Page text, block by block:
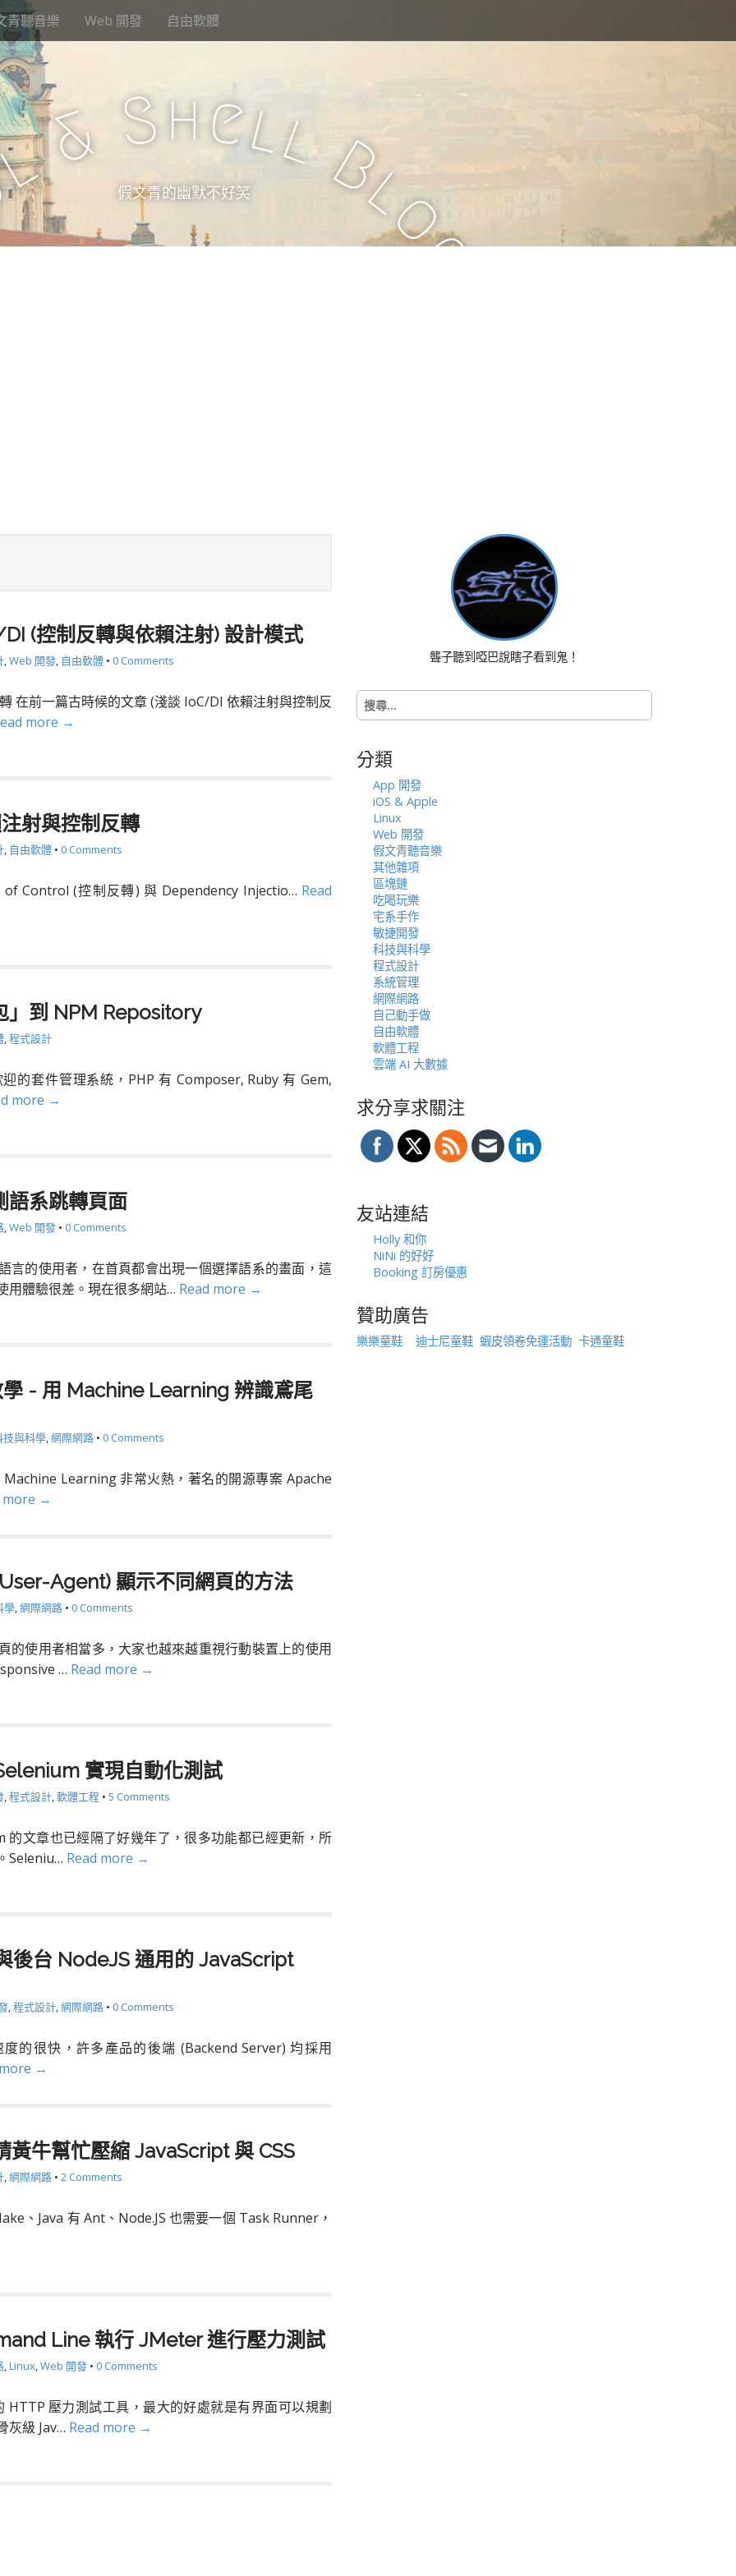
青聽音樂 Web 開發 自由軟體
& ShellB
l
o
g
假文青的幽默不好笑
(控制反轉與依賴注射) 設計模式
,Web 開發, 自由軟體 • 0 Comments
在前一篇古時候的文章 (淺談 IoC/DI 依賴注射與控制反
more →
射與控制反轉
, 自由軟體 • 0 Comments
Control (控制反轉) 與 Dependency Injectio… Read
」到 NPM Repository
,程式設計
的套件管理系統，PHP 有 Composer, Ruby 有 Gem,
more →
語系跳轉頁面
,Web 開發 • 0 Comments
言的使用者，在首頁都會出現一個選擇語系的畫面，這
用體驗很差。現在很多網站… Read more →
- 用 Machine Learning 辨識鳶尾
技與科學,網際網路 • 0 Comments
Learning 非常火熱，著名的開源專案 Apache
more →
Agent) 顯示不同網頁的方法
學,網際網路 • 0 Comments
的使用者相當多，大家也越來越重視行動裝置上的使用
… Read more →
實現自動化測試
,程式設計,軟體工程 • 5 Comments
的文章也已經隔了好幾年了，很多功能都已經更新，所
Seleniu… Read more →
後台 NodeJS 通用的 JavaScript
,程式設計,網際網路 • 0 Comments
的很快，許多產品的後端 (Backend Server) 均採用
→
黃牛幫忙壓縮 JavaScript 與 CSS
,網際網路 • 2 Comments
、Java 有 Ant、Node.JS 也需要一個 Task Runner，
Line 執行 JMeter 進行壓力測試
,Linux,Web 開發 • 0 Comments
HTTP 壓力測試工具，最大的好處就是有界面可以規劃
灰級 Jav… Read more →
聾子聽到啞巴說瞎子看到鬼！
搜
尋
字:
分類
App 開發
iOS & Apple
Linux
Web 開發
假文青聽音樂
其他雜項
區塊鏈
吃喝玩樂
宅系手作
敏捷開發
科技與科學
程式設計
系統管理
網際網路
自己動手做
自由軟體
軟體工程
雲端 AI 大數據
求分享求關注
友站連結
Holly 和你
NiNi 的好好
Booking 訂房優惠
贊助廣告
樂樂童鞋 迪士尼童鞋 蝦皮領卷免運活動 卡通童鞋